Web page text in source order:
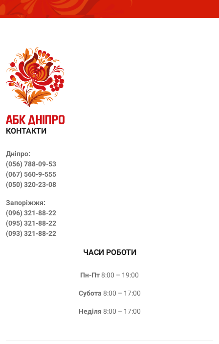
КОНТАКТИ
Дніпро:
(056) 788-09-53
(‎067) 560-9-555
(‎050) 320-23-08
Запоріжжя:
(096) 321-88-22
(095) 321-88-22
(093) 321-88-22
ЧАСИ РОБОТИ
Пн-Пт8:00 – 19:00
Субота 8:00 – 17:00
Неділя 8:00 – 17:00